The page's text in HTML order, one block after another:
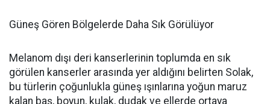
Güneş Gören Bölgelerde Daha Sık Görülüyor
Melanom dışı deri kanserlerinin toplumda en sık
görülen kanserler arasında yer aldığını belirten Solak,
bu türlerin çoğunlukla güneş ışınlarına yoğun maruz
kalan baş, boyun, kulak, dudak ve ellerde ortaya